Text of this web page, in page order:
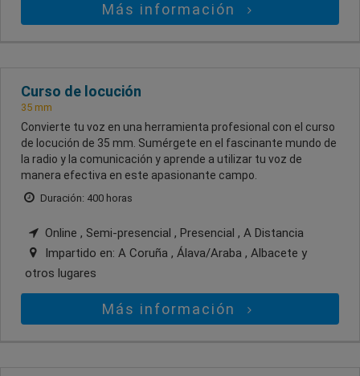
Más información
Curso de locución
35 mm
Convierte tu voz en una herramienta profesional con el curso
de locución de 35 mm. Sumérgete en el fascinante mundo de
la radio y la comunicación y aprende a utilizar tu voz de
manera efectiva en este apasionante campo.
Duración: 400 horas
Online , Semi-presencial , Presencial , A Distancia
Impartido en: A Coruña , Álava/Araba , Albacete y
otros lugares
Más información